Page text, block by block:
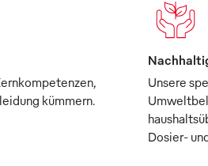
kümmern.
Unsere
Dosier-